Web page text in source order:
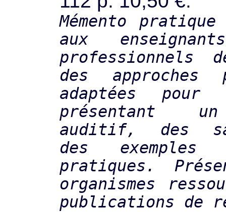
Mémento
aux
professionnels
des approches
adaptées pour
présentant
auditif, des
des exemples
pratiques.
organismes
publications de